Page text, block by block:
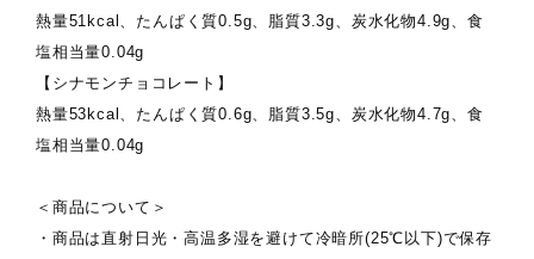
熱量51kcal、たんぱく質0.5g、脂質3.3g、炭水化物4.9g、食
塩相当量0.04g
【シナモンチョコレート】
熱量53kcal、たんぱく質0.6g、脂質3.5g、炭水化物4.7g、食
塩相当量0.04g
＜商品について＞
・商品は直射日光・高温多湿を避けて冷暗所(25℃以下)で保存